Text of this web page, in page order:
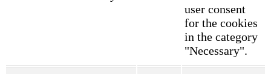
user consent
for the cookies
in the category
"Necessary".